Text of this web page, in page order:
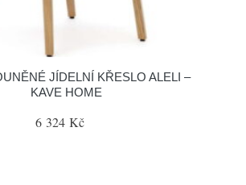
JÍDELNÍ KŘESLO ALELI –
KAVE HOME
6 324 Kč